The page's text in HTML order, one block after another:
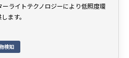
ライトテクノロジーにより低照度環
ます。
検知